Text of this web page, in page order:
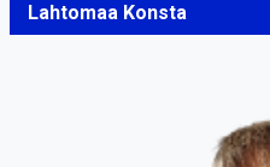
Lahtomaa Konsta